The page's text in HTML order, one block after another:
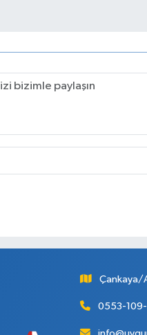
Çankaya/
0553-